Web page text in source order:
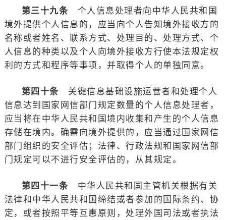
第三十九条 个人信息处理者向中华人民共和国
境外提供个人信息的，应当向个人告知境外接收方的
名称或者姓名、联系方式、处理目的、处理方式、个
人信息的种类以及个人向境外接收方行使本法规定权
利的方式和程序等事项，并取得个人的单独同意。
第四十条 关键信息基础设施运营者和处理个人
信息达到国家网信部门规定数量的个人信息处理者，
应当将在中华人民共和国境内收集和产生的个人信息
存储在境内。确需向境外提供的，应当通过国家网信
部门组织的安全评估；法律、行政法规和国家网信部
门规定可以不进行安全评估的，从其规定。
第四十一条 中华人民共和国主管机关根据有关
法律和中华人民共和国缔结或者参加的国际条约、协
定，或者按照平等互惠原则，处理外国司法或者执法